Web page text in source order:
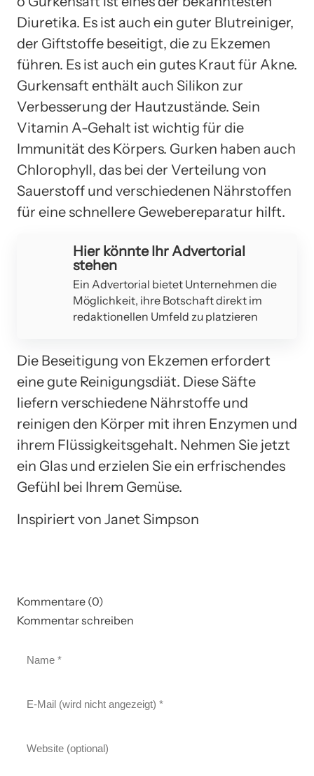
Diuretika. Es ist auch ein guter Blutreiniger,
der Giftstoffe beseitigt, die zu Ekzemen
führen. Es ist auch ein gutes Kraut für Akne.
Gurkensaft enthält auch Silikon zur
Verbesserung der Hautzustände. Sein
Vitamin A-Gehalt ist wichtig für die
Immunität des Körpers. Gurken haben auch
Chlorophyll, das bei der Verteilung von
Sauerstoff und verschiedenen Nährstoffen
für eine schnellere Gewebereparatur hilft.
Hier könnte Ihr Advertorial
stehen
Ein Advertorial bietet Unternehmen die
Möglichkeit, ihre Botschaft direkt im
redaktionellen Umfeld zu platzieren
Die Beseitigung von Ekzemen erfordert
eine gute Reinigungsdiät. Diese Säfte
liefern verschiedene Nährstoffe und
reinigen den Körper mit ihren Enzymen und
ihrem Flüssigkeitsgehalt. Nehmen Sie jetzt
ein Glas und erzielen Sie ein erfrischendes
Gefühl bei Ihrem Gemüse.
Inspiriert von Janet Simpson
Kommentare (0)
Kommentar schreiben